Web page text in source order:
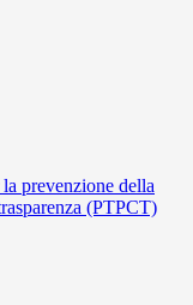
prevenzione della
(PTPCT)